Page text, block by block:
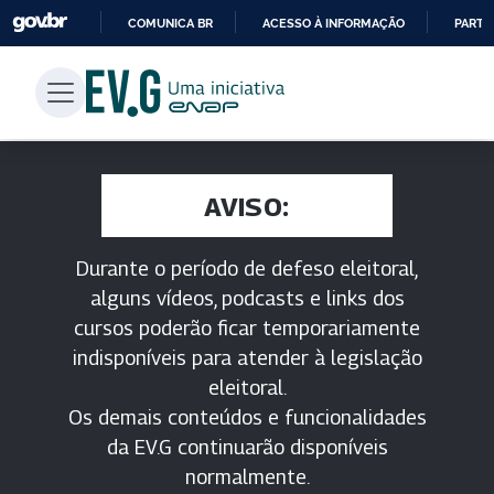
PARA
CONTEÚDO
COMUNICA BR ACESSO À INFORMAÇÃO
AVISO:
Durante o período de defeso eleitoral,
alguns vídeos, podcasts e links dos
cursos poderão ficar temporariamente
indisponíveis para atender à legislação
eleitoral.
Os demais conteúdos e funcionalidades
da EV.G continuarão disponíveis
normalmente.